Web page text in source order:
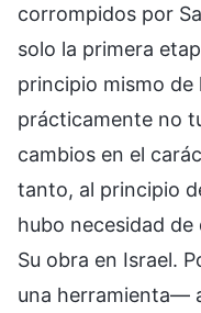
corrompidos por
solo la primera
principio mismo de
prácticamente no
cambios en el
tanto, al principio
hubo necesidad de
Su obra en Israel.
una herramienta—